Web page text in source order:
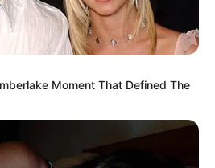
Moment That Defined The